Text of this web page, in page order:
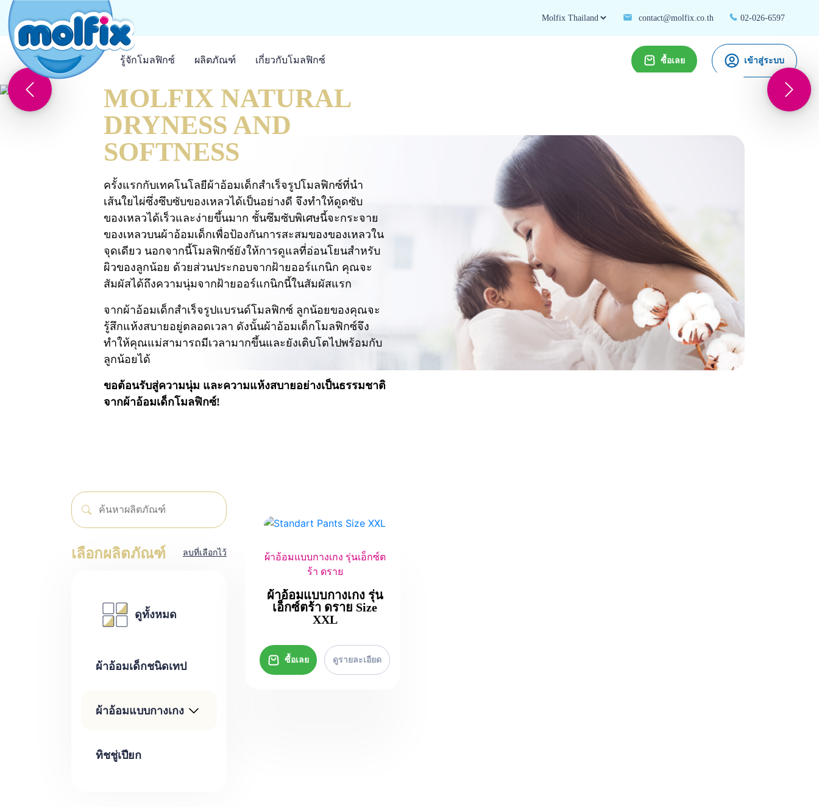
contact@molfix.co.th 02-026-6597
รู้จักโมลฟิกซ์ ผลิตภัณฑ์ เกี่ยวกับโมลฟิกซ์ ซื้อเลย เข้าสู่ระบบ
MOLFIX NATURAL
DRYNESS AND
SOFTNESS
ครั้งแรกกับเทคโนโลยีผ้าอ้อมเด็กสำเร็จรูปโมลฟิกซ์ที่นำ
เส้นใยไผ่ซึ่งซึบซับของเหลวได้เป็นอย่างดี จึงทำให้ดูดซับ
ของเหลวได้เร็วและง่ายขึ้นมาก ชั้นซึมซับพิเศษนี้จะกระจาย
ของเหลวบนผ้าอ้อมเด็กเพื่อป้องกันการสะสมของของเหลวใน
จุดเดียว นอกจากนี้โมลฟิกซ์ยังให้การดูแลที่อ่อนโยนสำหรับ
ผิวของลูกน้อย ด้วยส่วนประกอบจากฝ้ายออร์แกนิก คุณจะ
สัมผัสได้ถึงความนุ่มจากฝ้ายออร์แกนิกนี้ในสัมผัสแรก
จากผ้าอ้อมเด็กสำเร็จรูปแบรนด์โมลฟิกซ์ ลูกน้อยของคุณจะ
รู้สึกแห้งสบายอยู่ตลอดเวลา ดังนั้นผ้าอ้อมเด็กโมลฟิกซ์จึง
ทำให้คุณแม่สามารถมีเวลามากขึ้นและยังเติบโตไปพร้อมกับ
ลูกน้อยได้
ขอต้อนรับสู่ความนุ่ม และความแห้งสบายอย่างเป็นธรรมชาติ
จากผ้าอ้อมเด็กโมลฟิกซ์!
เลือกผลิตภัณฑ์ ลบที่เลือกไว้
ดูทั้งหมด
ผ้าอ้อมเด็กชนิดเทป
ผ้าอ้อมแบบกางเกง
ทิชชู่เปียก
ผ้าอ้อมแบบกางเกง รุ่นเอ็กซ์ต
ร้า ดราย
ผ้าอ้อมแบบกางเกง รุ่น
เอ็กซ์ตร้า ดราย Size
XXL
ซื้อเลย ดูรายละเอียด